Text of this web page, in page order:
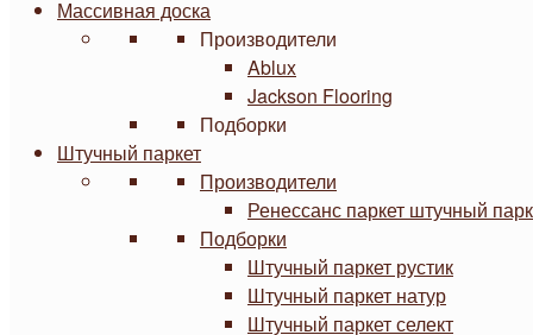
Массивная доска
Производители
Ablux
Jackson Flooring
Подборки
Штучный паркет
Производители
Ренессанс паркет штучный
Подборки
Штучный паркет рустик
Штучный паркет натур
Штучный паркет селект